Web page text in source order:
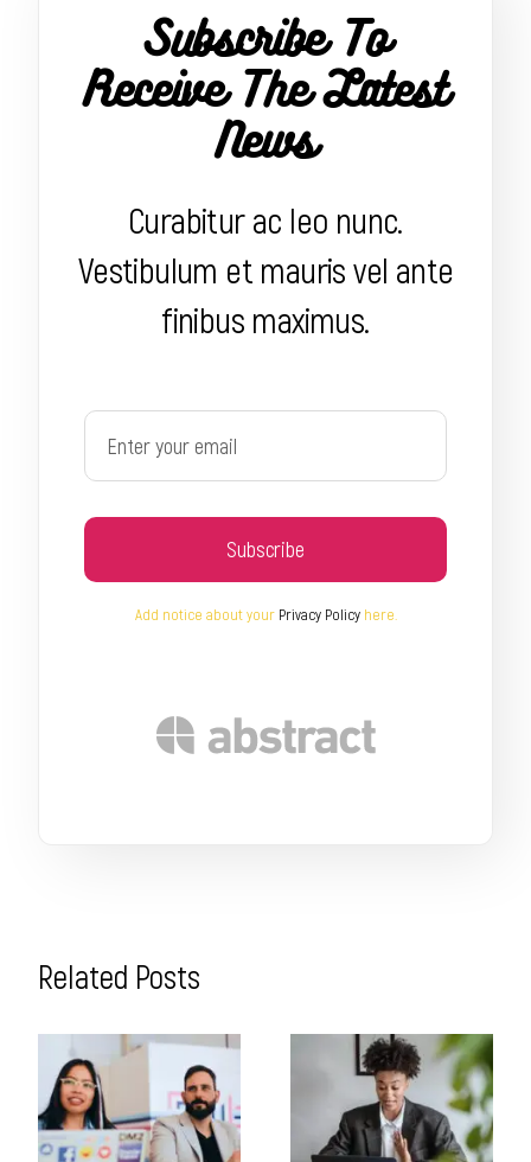
Subscribe To
Receive The Latest
News
Curabitur ac leo nunc.
Vestibulum et mauris vel ante
finibus maximus.
Subscribe
Add notice about your Privacy Policyhere.
Related Posts